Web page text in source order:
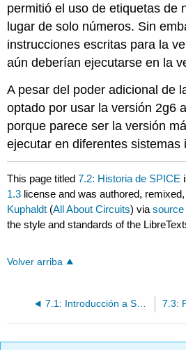
permitió el uso de etiquetas de
lugar de solo números. Sin
instrucciones escritas para la
aún deberían ejecutarse en la
A pesar del poder adicional de
optado por usar la versión 2g6
porque parece ser la versión
ejecutar en diferentes sistemas
This page titled7.2: Historia de SPICE
1.3 license and was authored,
Kuphaldt (All About Circuits) via
the style and standards of the
Volver arriba
7.1: Introducción a SPICE